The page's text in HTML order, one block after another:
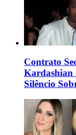
Contrato
Kardashian
Silêncio